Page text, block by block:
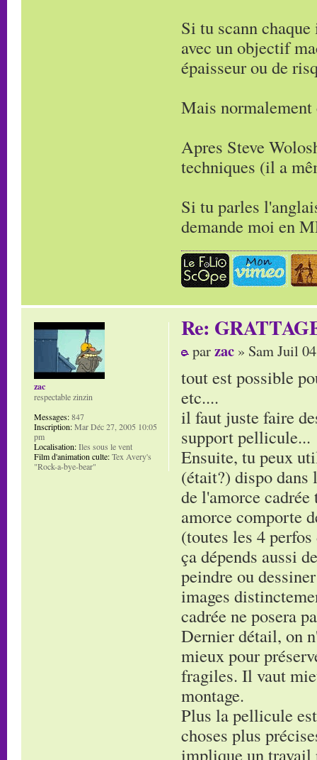
Si tu scann
avec un objectif
épaisseur ou de
Mais
Apres Steve
techniques (il a
Si tu parles
demande moi en
Re:
parzac » Sam Juil
tout est possible
etc....
il faut juste faire
support pellicule...
Ensuite, tu peux
(était?) dispo
de l'amorce
amorce comporte
(toutes les 4
ça dépends aussi
peindre ou
images
cadrée ne posera
Dernier détail, on
mieux pour
fragiles. Il vaut
montage.
Plus la pellicule
choses plus
implique un
zac
respectable zinzin
Messages:847
Inscription:Mar Déc 27, 2005 10:05
pm
Localisation:Iles sous le vent
Film d'animation culte:Tex Avery's
"Rock-a-bye-bear"